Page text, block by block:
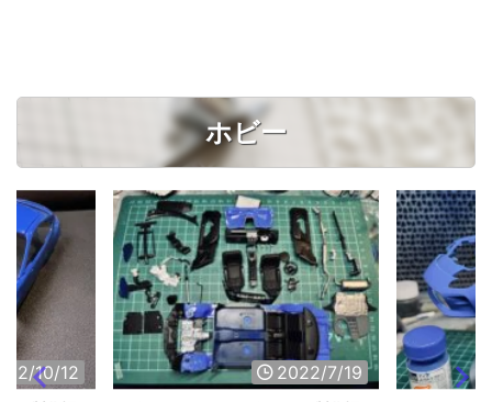
ホビー
10/12 2022/7/19